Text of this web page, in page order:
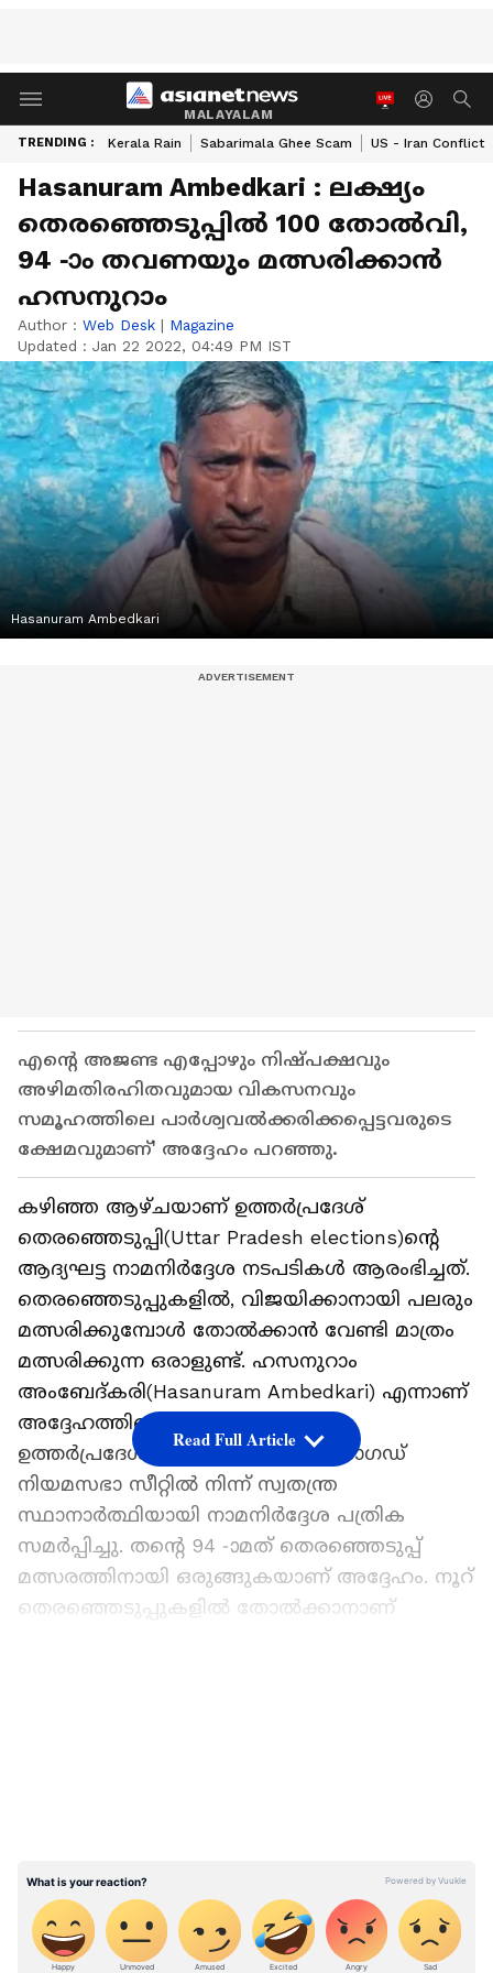
MALAYALAM
TRENDING : Kerala Rain Sabarimala Ghee Scam US - Iran Conflict
Hasanuram Ambedkari : ലക്ഷ്യം
തെരഞ്ഞെടുപ്പിൽ 100 തോൽവി,
94 -ാം തവണയും മത്സരിക്കാന്‍
ഹസനുറാം
Author : Web Desk | Magazine
Updated : Jan 22 2022, 04:49 PM IST
Hasanuram Ambedkari
എന്റെ അജണ്ട എപ്പോഴും നിഷ്പക്ഷവും
അഴിമതിരഹിതവുമായ വികസനവും
സമൂഹത്തിലെ പാർശ്വവൽക്കരിക്കപ്പെട്ടവരുടെ
ക്ഷേമവുമാണ്' അദ്ദേഹം പറഞ്ഞു.
കഴിഞ്ഞ ആഴ്ചയാണ് ഉത്തർപ്രദേശ്
തെരഞ്ഞെടുപ്പി(Uttar Pradesh elections)ന്റെ
ആദ്യഘട്ട നാമനിർദ്ദേശ നടപടികൾ ആരംഭിച്ചത്.
തെരഞ്ഞെടുപ്പുകളിൽ, വിജയിക്കാനായി പലരും
മത്സരിക്കുമ്പോൾ തോൽക്കാൻ വേണ്ടി മാത്രം
മത്സരിക്കുന്ന ഒരാളുണ്ട്. ഹസനുറാം
അംബേദ്കരി(Hasanuram Ambedkari) എന്നാണ്
അദ്ദേഹത്തിന്റെ പേര്. അദ്ദേഹം
ഉത്തർപ്രദേശിലെ ആഗ്രയിലെ ഖേരാഗഡ്
നിയമസഭാ സീറ്റിൽ നിന്ന് സ്വതന്ത്ര
സ്ഥാനാർത്ഥിയായി നാമനിർദ്ദേശ പത്രിക
സമർപ്പിച്ചു. തന്റെ 94 -ാമത് തെരഞ്ഞെടുപ്പ്
മത്സരത്തിനായി ഒരുങ്ങുകയാണ് അദ്ദേഹം. നൂറ്
തെരഞ്ഞെടുപ്പുകളിൽ തോൽക്കാനാണ്
താൻ എല്ലാ തെരഞ്ഞെടുപ്പുകളിലും
മത്സരിച്ചതെന്നും അദ്ദേഹം പറഞ്ഞു.
കർഷകത്തൊഴിലാളിയായി ജോലി ചെയ്യുന്ന
Read Full Article